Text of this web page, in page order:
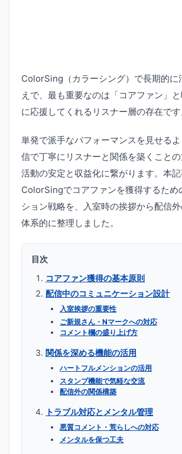
ColorSing（カラーシング）で長期的に
えで、最も重要なのは「コアファン」
に応援してくれるリスナー層の存在です
単発で派手なパフォーマンスを見せる
信で丁寧にリスナーと関係を築くこと
活動の安定と収益化に繋がります。本記
ColorSingでコアファンを獲得するため
ション戦略を、入室時の挨拶から配信
体系的に整理しました。
目次
コアファン獲得の基本原則
配信中のコミュニケーション設計
入室挨拶の重要性
ご新規さん・Nマークへの対応
コメント欄の盛り上げ方
関係を深める機能の活用
ハートフルメンションの活用
スタンプ機能で気軽な交流
配信外の関係構築
トラブル対応とメンタル管理
悪質コメント・荒らしへの対応
メンタルを保つ工夫